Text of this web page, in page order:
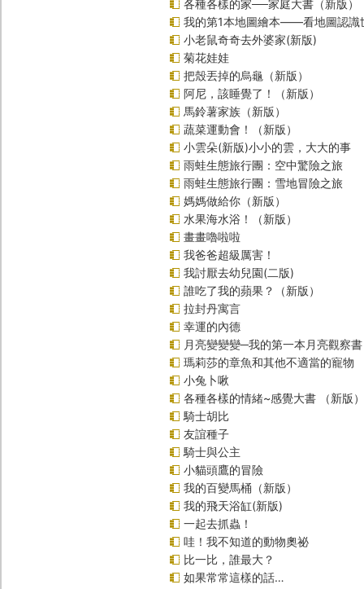
各種各樣的家──家庭大書（新版）
我的第1本地圖繪本――看地圖認識
小老鼠奇奇去外婆家(新版)
菊花娃娃
把殼丟掉的烏龜（新版）
阿尼，該睡覺了！（新版）
馬鈴薯家族（新版）
蔬菜運動會！（新版）
小雲朵(新版)小小的雲，大大的事
雨蛙生態旅行團：空中驚險之旅
雨蛙生態旅行團：雪地冒險之旅
媽媽做給你（新版）
水果海水浴！（新版）
畫畫嚕啦啦
我爸爸超級厲害！
我討厭去幼兒園(二版)
誰吃了我的蘋果？（新版）
拉封丹寓言
幸運的內德
月亮變變變─我的第一本月亮觀察書
瑪莉莎的章魚和其他不適當的寵物
小兔卜啾
各種各樣的情緒~感覺大書 （新版）
騎士胡比
友誼種子
騎士與公主
小貓頭鷹的冒險
我的百變馬桶（新版）
我的飛天浴缸(新版)
一起去抓蟲！
哇！我不知道的動物奧祕
比一比，誰最大？
如果常常這樣的話…